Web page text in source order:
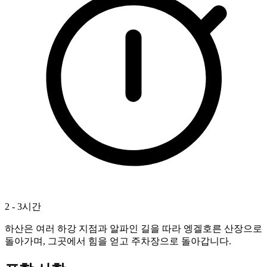
2 - 3시간
하산은 여러 하강 지점과 알파인 길을 따라 엥겔호른 산장으로
돌아가며, 그곳에서 힘을 얻고 주차장으로 돌아갑니다.